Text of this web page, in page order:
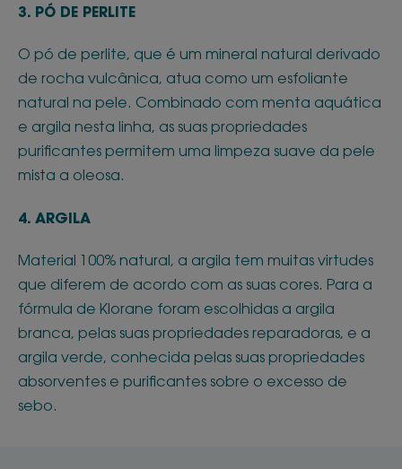
3. PÓ DE PERLITE
O pó de perlite, que é um mineral natural derivado
de rocha vulcânica, atua como um esfoliante
natural na pele. Combinado com menta aquática
e argila nesta linha, as suas propriedades
purificantes permitem uma limpeza suave da pele
mista a oleosa.
4. ARGILA
Material 100% natural, a argila tem muitas virtudes
que diferem de acordo com as suas cores. Para a
fórmula de Klorane foram escolhidas a argila
branca, pelas suas propriedades reparadoras, e a
argila verde, conhecida pelas suas propriedades
absorventes e purificantes sobre o excesso de
sebo.